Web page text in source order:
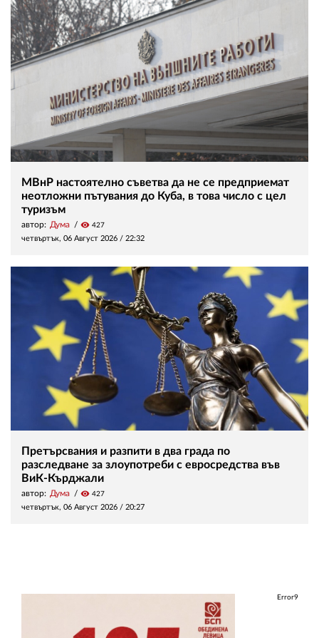
МВнР настоятелно съветва да не се предприемат
неотложни пътувания до Куба, в това число с цел
туризъм
автор: Дума visibility 427
четвъртък, 06 Август 2026 / 22:32
Претърсвания и разпити в два града по
разследване за злоупотреби с евросредства във
ВиК-Кърджали
автор: Дума visibility 427
четвъртък, 06 Август 2026 / 20:27
Error9